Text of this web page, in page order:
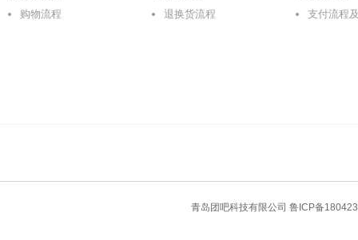
购物流程 退换货流程 支付流程
青岛团吧科技有限公司 鲁ICP备